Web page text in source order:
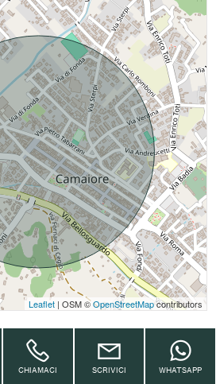
Leaflet| OSM ©OpenStreetMapcontributors
CHIAMACI SCRIVICI WHATSAPP